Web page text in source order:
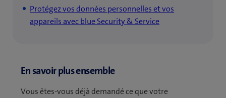
Protégez vos données personnelles et vos
appareils avec blue Security & Service
En savoir plus ensemble
Vous êtes-vous déjà demandé ce que votre